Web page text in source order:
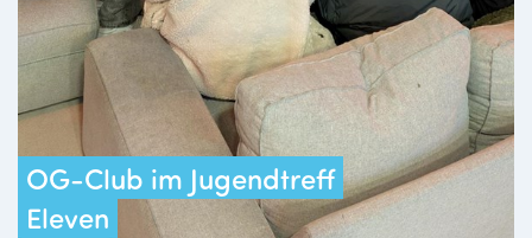
OG-Club im Jugendtreff
Eleven